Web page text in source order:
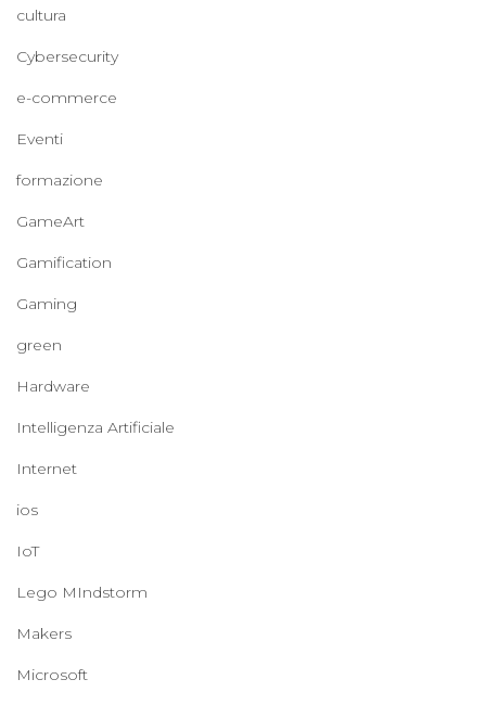
cultura
Cybersecurity
e-commerce
Eventi
formazione
GameArt
Gamification
Gaming
green
Hardware
Intelligenza Artificiale
Internet
ios
IoT
Lego MIndstorm
Makers
Microsoft